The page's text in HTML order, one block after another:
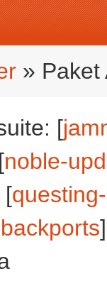
» Paket
[
noble-
[